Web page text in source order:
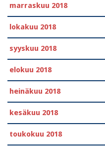
marraskuu 2018
lokakuu 2018
syyskuu 2018
elokuu 2018
heinäkuu 2018
kesäkuu 2018
toukokuu 2018